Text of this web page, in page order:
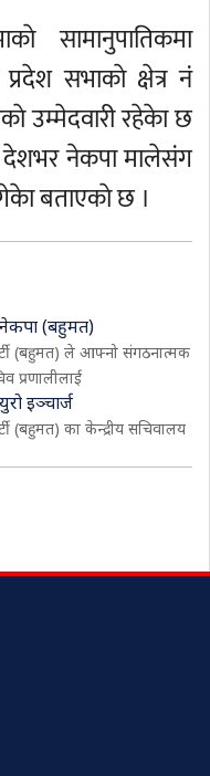
सामानुपातिकमा
सभाकाे क्षेत्र नं
उम्मेदवारी रहेकेा छ
देशभर नेकपा मालेसंग
बताएकाे छ ।
नेकपा (बहुमत)
(बहुमत) ले आफ्नो संगठनात्मक
प्रणालीलाई
इञ्चार्ज
(बहुमत) का केन्द्रीय सचिवालय